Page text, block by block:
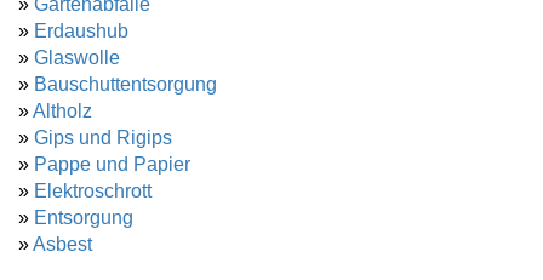
» Gartenabfälle
» Erdaushub
» Glaswolle
» Bauschuttentsorgung
»Altholz
» Gips und Rigips
» Pappe und Papier
» Elektroschrott
» Entsorgung
»Asbest